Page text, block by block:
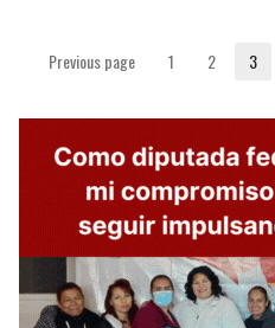
Paginación
entradas
Previous page Page
1 Page
2 3